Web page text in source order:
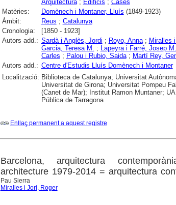
Arquitectura; Edificis ; Cases
Matèries:
Domènech i Montaner, Lluís (1849-1923)
Àmbit:
Reus ; Catalunya
Cronologia:
[1850 - 1923]
Autors add.: Sardà i Anglès, Jordi ; Royo, Anna; Miralles
Garcia, Teresa M. ; Lapeyra i Farré, Josep M.
Carles ; Palou i Rubio, Saida; Martí Rey,
Autors add.: Centre d'Estudis Lluís Domènech i Montaner
Localització: Biblioteca de Catalunya; Universitat
Universitat de Girona; Universitat Pompeu
(Canet de Mar); Institut Ramon Muntaner;
Pública de Tarragona
Enllaç permanent a aquest registre
Barcelona, arquitectura
architecture 1979-2014 = arquitectura
Pau Sierra
Miralles i Jori, Roger